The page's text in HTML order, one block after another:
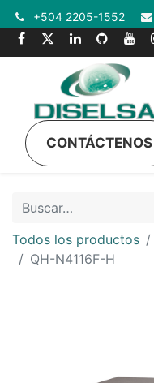
+504 2205-1552
CONTÁCTENOS
Todos los productos
QH-N4116F-H